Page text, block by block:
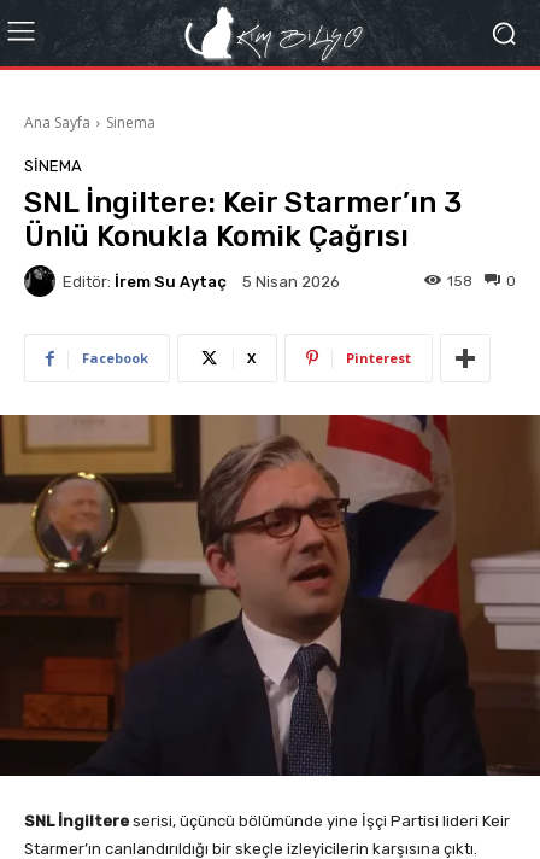
Ana Sayfa Sinema
SINEMA
SNL İngiltere: Keir Starmer’ın 3
Ünlü Konukla Komik Çağrısı
Editör: İrem Su Aytaç 5 Nisan 2026 0
158
Facebook X Pinterest
SNL İngiltere serisi, üçüncü bölümünde yine İşçi Partisi lideri Keir
Starmer’ın canlandırıldığı bir skeçle izleyicilerin karşısına çıktı.